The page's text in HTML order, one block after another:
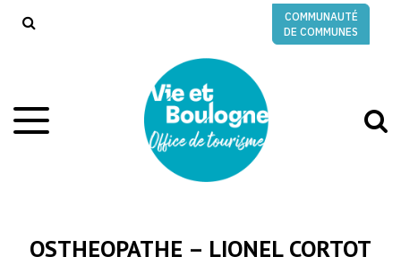
COMMUNAUTÉ
DE COMMUNES
Aller
à
OSTHEOPATHE – LIONEL CORTOT